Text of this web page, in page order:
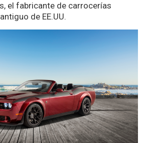
el fabricante de carrocerías
de EE.UU.